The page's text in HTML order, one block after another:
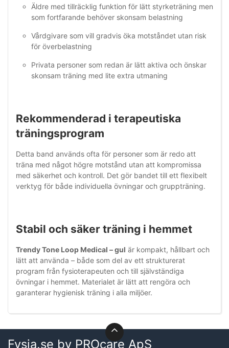
Äldre med tillräcklig funktion för lätt styrketräning men
som fortfarande behöver skonsam belastning
Vårdgivare som vill gradvis öka motståndet utan risk
för överbelastning
Privata personer som redan är lätt aktiva och önskar
skonsam träning med lite extra utmaning
Rekommenderad i terapeutiska
träningsprogram
Detta band används ofta för personer som är redo att
träna med något högre motstånd utan att kompromissa
med säkerhet och kontroll. Det gör bandet till ett flexibelt
verktyg för både individuella övningar och gruppträning.
Stabil och säker träning i hemmet
Trendy Tone Loop Medical – gul är kompakt, hållbart och
lätt att använda – både som del av ett strukturerat
program från fysioterapeuten och till självständiga
övningar i hemmet. Materialet är lätt att rengöra och
garanterar hygienisk träning i alla miljöer.
Fysia.se by PROcare ApS